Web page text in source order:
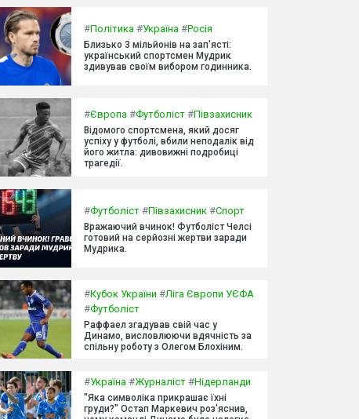
#Політика #Україна #Росія
Близько 3 мільйонів на зап'ясті:
український спортсмен Мудрик
здивував своїм вибором годинника.
#Європа #Футболіст #Півзахисник
Відомого спортсмена, який досяг
успіху у футболі, вбили неподалік від
його житла: дивовижні подробиці
трагедії.
#Футболіст #Півзахисник #Спорт
Вражаючий вчинок! Футболіст Челсі
готовий на серйозні жертви заради
Мудрика.
#Кубок України #Ліга Європи УЄФА
#Футболіст
Раффаел згадував свій час у
Динамо, висловлюючи вдячність за
спільну роботу з Олегом Блохіним.
#Україна #Журналіст #Нідерланди
"Яка символіка прикрашає їхні
груди?" Остап Маркевич роз'яснив,